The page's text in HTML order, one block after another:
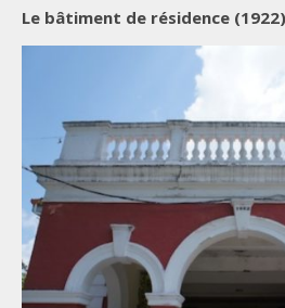
Le bâtiment de résidence (1922)